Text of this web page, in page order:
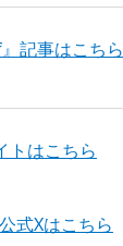
記事はこちら
トはこちら
式Xはこちら